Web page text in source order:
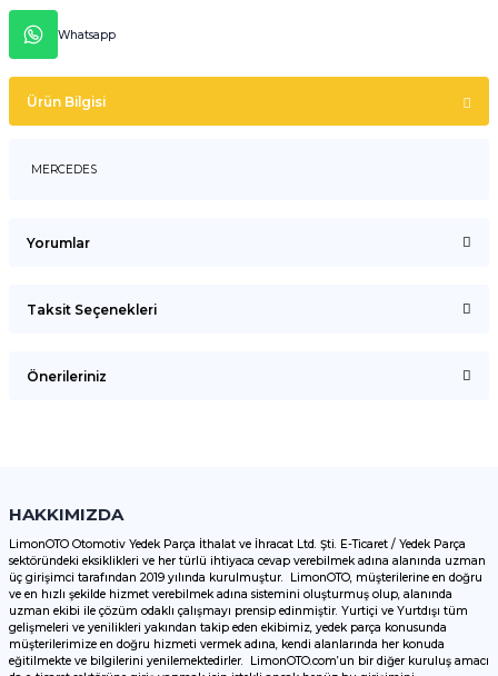
Whatsapp
Ürün Bilgisi
MERCEDES
Yorumlar
Taksit Seçenekleri
Önerileriniz
Görüş ve önerileriniz için teşekkür ederiz.
Ürün resmi kalitesiz, bozuk veya görüntülenemiyor.
Ürün açıklamasında eksik bilgiler bulunuyor.
Ürün bilgilerinde hatalar bulunuyor.
Ürün fiyatı diğer sitelerden daha pahalı.
HAKKIMIZDA
LimonOTO Otomotiv Yedek Parça İthalat ve İhracat Ltd. Şti. E-Ticaret / Yedek Parça
sektöründeki eksiklikleri ve her türlü ihtiyaca cevap verebilmek adına alanında uzman
üç girişimci tarafından 2019 yılında kurulmuştur. LimonOTO, müşterilerine en doğru
ve en hızlı şekilde hizmet verebilmek adına sistemini oluşturmuş olup, alanında
uzman ekibi ile çözüm odaklı çalışmayı prensip edinmiştir. Yurtiçi ve Yurtdışı tüm
gelişmeleri ve yenilikleri yakından takip eden ekibimiz, yedek parça konusunda
müşterilerimize en doğru hizmeti vermek adına, kendi alanlarında her konuda
eğitilmekte ve bilgilerini yenilemektedirler. LimonOTO.com’un bir diğer kuruluş amacı